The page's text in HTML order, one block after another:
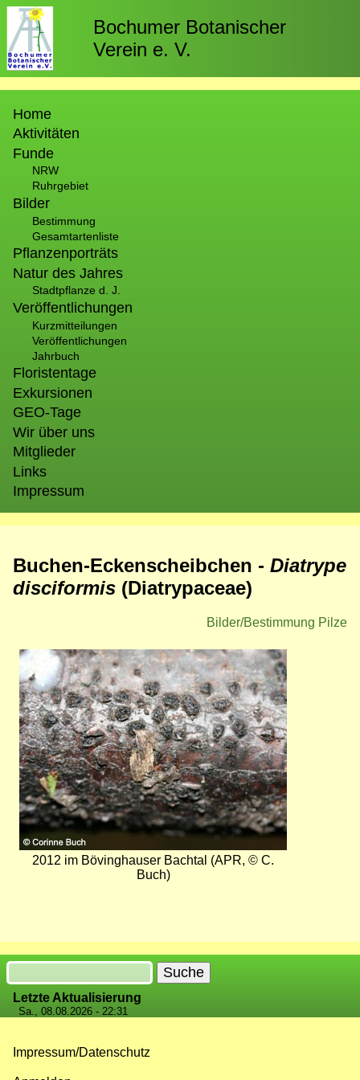
Direkt
zum
Inhalt
Bochumer Botanischer
Verein e. V.
Home
Aktivitäten
Funde
NRW
Ruhrgebiet
Bilder
Bestimmung
Gesamtartenliste
Pflanzenporträts
Natur des Jahres
Stadtpflanze d. J.
Veröffentlichungen
Kurzmitteilungen
Veröffentlichungen
Jahrbuch
Floristentage
Exkursionen
GEO-Tage
Wir über uns
Mitglieder
Links
Impressum
Buchen-Eckenscheibchen - Diatrype
disciformis (Diatrypaceae)
Bilder/Bestimmung Pilze
Bild
2012 im Bövinghauser Bachtal (APR, © C.
Buch)
Suche
Letzte Aktualisierung
Sa., 08.08.2026 - 22:31
Impressum/Datenschutz